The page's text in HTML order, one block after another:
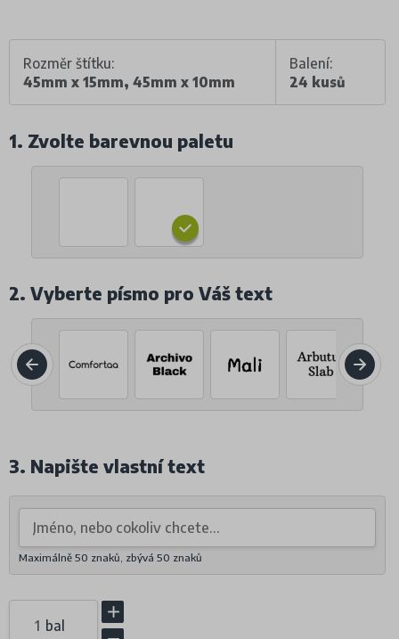
Rozměr štítku:
45mm x 15mm, 45mm x 10mm
Balení:
24 kusů
1. Zvolte barevnou paletu
2. Vyberte písmo pro Váš text
3. Napište vlastní text
Maximálně 50 znaků, zbývá 50 znaků
bal